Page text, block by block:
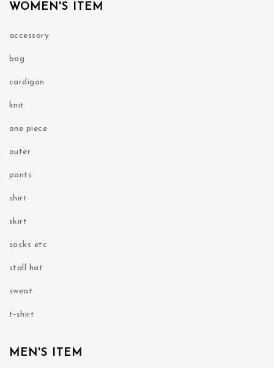
WOMEN'S ITEM
accessory
bag
cardigan
knit
one piece
outer
pants
shirt
skirt
socks etc
stall hat
sweat
t-shirt
MEN'S ITEM